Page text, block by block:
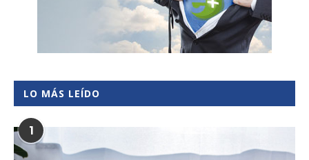
LO MÁS LEÍDO
1